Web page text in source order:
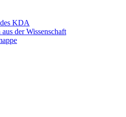
KDA
der Wissenschaft